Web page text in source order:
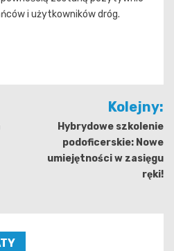
i użytkowników dróg.
Kolejny:
Hybrydowe szkolenie
podoficerskie: Nowe
umiejętności w zasięgu
ręki!